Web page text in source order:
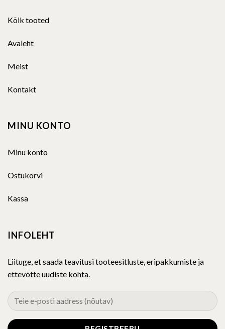
Kõik tooted
Avaleht
Meist
Kontakt
MINU KONTO
Minu konto
Ostukorvi
Kassa
INFOLEHT
Liituge, et saada teavitusi tooteesitluste, eripakkumiste ja
ettevõtte uudiste kohta.